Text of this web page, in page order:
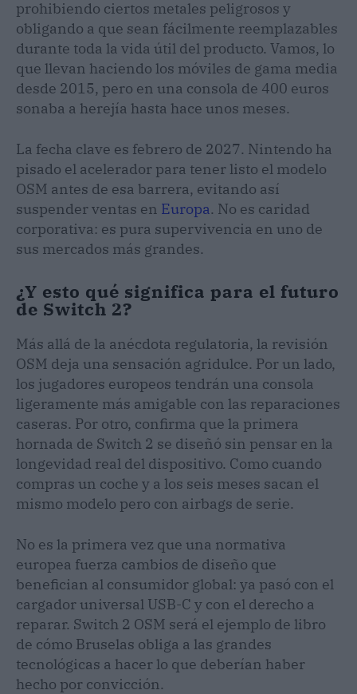
prohibiendo ciertos metales peligrosos y
obligando a que sean fácilmente reemplazables
durante toda la vida útil del producto. Vamos, lo
que llevan haciendo los móviles de gama media
desde 2015, pero en una consola de 400 euros
sonaba a herejía hasta hace unos meses.
La fecha clave es febrero de 2027. Nintendo ha
pisado el acelerador para tener listo el modelo
OSM antes de esa barrera, evitando así
suspender ventas en Europa. No es caridad
corporativa: es pura supervivencia en uno de
sus mercados más grandes.
¿Y esto qué significa para el futuro
de Switch 2?
Más allá de la anécdota regulatoria, la revisión
OSM deja una sensación agridulce. Por un lado,
los jugadores europeos tendrán una consola
ligeramente más amigable con las reparaciones
caseras. Por otro, confirma que la primera
hornada de Switch 2 se diseñó sin pensar en la
longevidad real del dispositivo. Como cuando
compras un coche y a los seis meses sacan el
mismo modelo pero con airbags de serie.
No es la primera vez que una normativa
europea fuerza cambios de diseño que
benefician al consumidor global: ya pasó con el
cargador universal USB-C y con el derecho a
reparar. Switch 2 OSM será el ejemplo de libro
de cómo Bruselas obliga a las grandes
tecnológicas a hacer lo que deberían haber
hecho por convicción.